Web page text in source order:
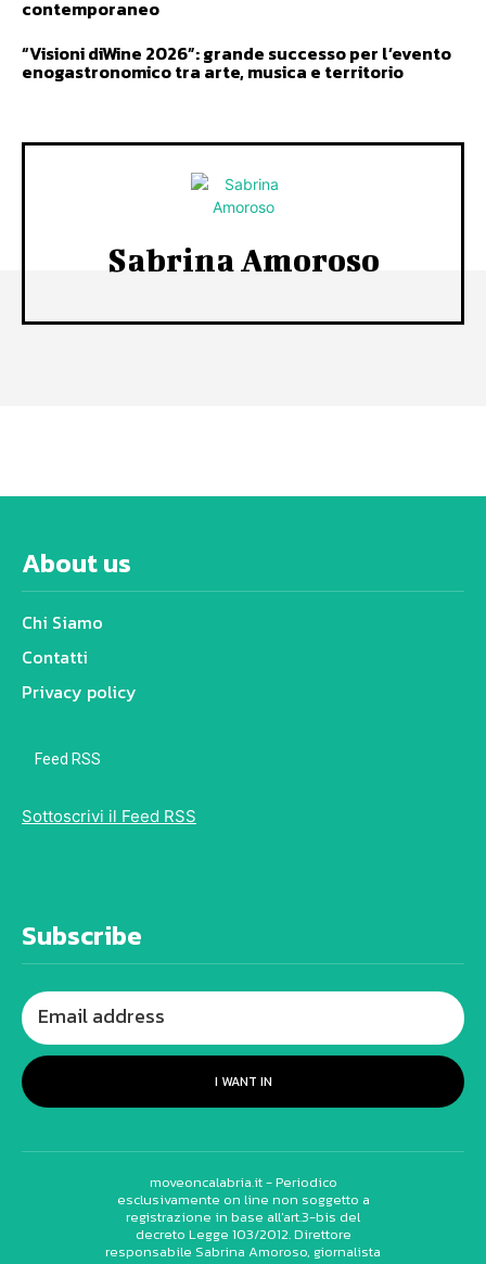
contemporaneo
“Visioni diWine 2026”: grande successo per l’evento
enogastronomico tra arte, musica e territorio
Sabrina Amoroso
About us
Chi Siamo
Contatti
Privacy policy
Feed RSS
Sottoscrivi il Feed RSS
Subscribe
I WANT IN
moveoncalabria.it - Periodico
esclusivamente on line non soggetto a
registrazione in base all’art.3-bis del
decreto Legge 103/2012. Direttore
responsabile Sabrina Amoroso, giornalista